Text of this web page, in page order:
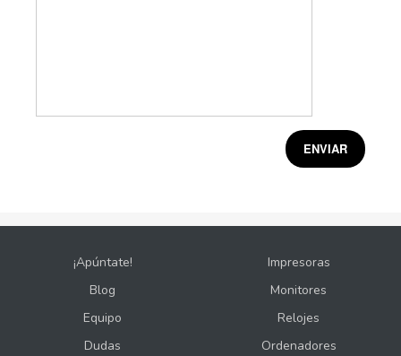
¡Apúntate!
Blog
Equipo
Dudas
Impresoras
Monitores
Relojes
Ordenadores